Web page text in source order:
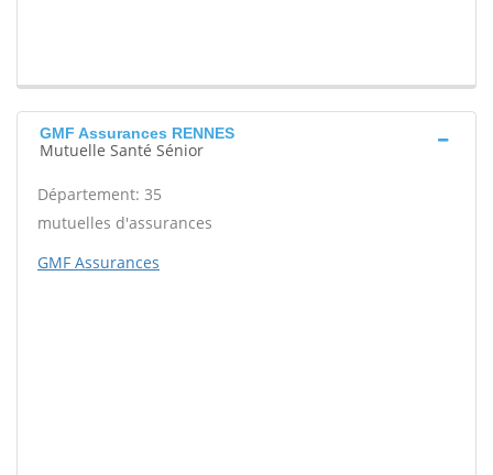
GMF Assurances RENNES
Mutuelle Santé Sénior
Département: 35
mutuelles d'assurances
GMF Assurances